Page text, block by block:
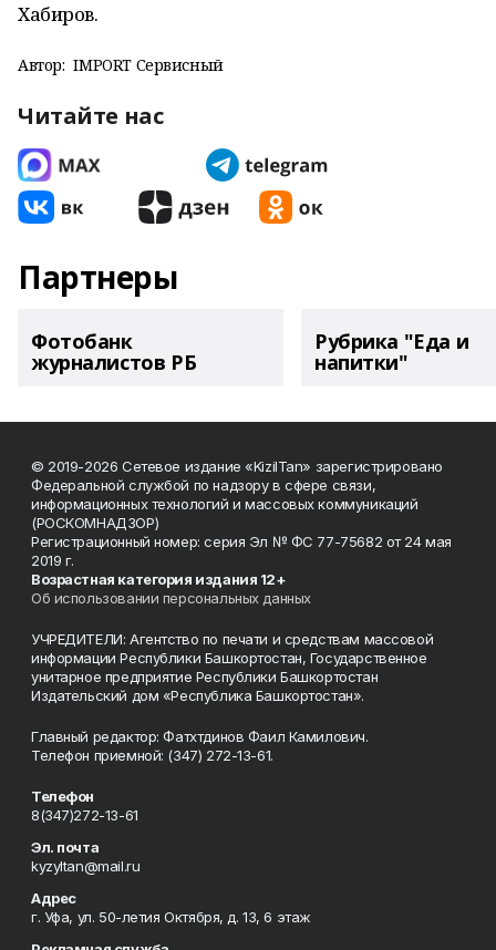
Хабиров.
Автор: IMPORT Сервисный
Читайте нас
Партнеры
Фотобанк
журналистов РБ
Рубрика "Еда и
напитки"
© 2019-2026 Сетевое издание «KizilTan» зарегистрировано
Федеральной службой по надзору в сфере связи,
информационных технологий и массовых коммуникаций
(РОСКОМНАДЗОР)
Регистрационный номер: серия Эл № ФС 77-75682 от 24 мая
2019 г.
Возрастная категория издания 12+
Об использовании персональных данных
УЧРЕДИТЕЛИ: Агентство по печати и средствам массовой
информации Республики Башкортостан, Государственное
унитарное предприятие Республики Башкортостан
Издательский дом «Республика Башкортостан».
Главный редактор: Фатхтдинов Фаил Камилович.
Телефон приемной: (347) 272-13-61.
Телефон
8(347)272-13-61
Эл. почта
kyzyltan@mail.ru
Адрес
г. Уфа, ул. 50-летия Октября, д. 13, 6 этаж